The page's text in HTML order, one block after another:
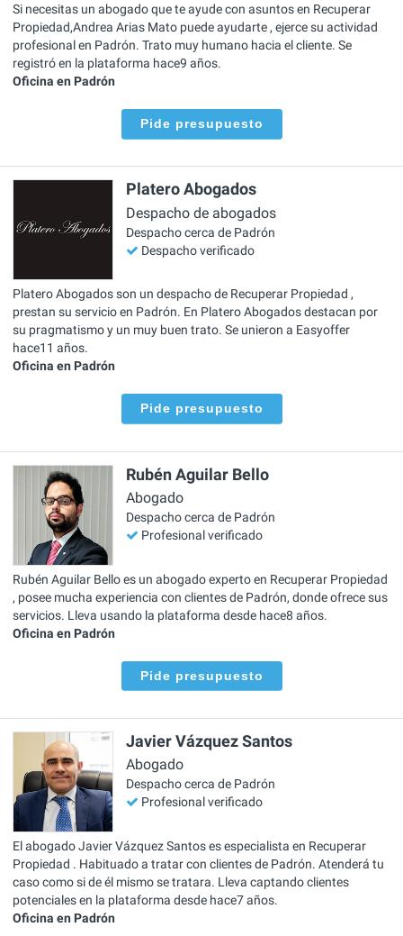
Si necesitas un abogado que te ayude con asuntos en Recuperar
Propiedad,Andrea Arias Mato puede ayudarte , ejerce su actividad
profesional en Padrón. Trato muy humano hacia el cliente. Se
registró en la plataforma hace9 años.
Oficina en Padrón
Pide presupuesto
Platero Abogados
Despacho de abogados
Despacho cerca de Padrón
Despacho verificado
Platero Abogados son un despacho de Recuperar Propiedad ,
prestan su servicio en Padrón. En Platero Abogados destacan por
su pragmatismo y un muy buen trato. Se unieron a Easyoffer
hace11 años.
Oficina en Padrón
Pide presupuesto
Rubén Aguilar Bello
Abogado
Despacho cerca de Padrón
Profesional verificado
Rubén Aguilar Bello es un abogado experto en Recuperar Propiedad
, posee mucha experiencia con clientes de Padrón, donde ofrece sus
servicios. Lleva usando la plataforma desde hace8 años.
Oficina en Padrón
Pide presupuesto
Javier Vázquez Santos
Abogado
Despacho cerca de Padrón
Profesional verificado
El abogado Javier Vázquez Santos es especialista en Recuperar
Propiedad . Habituado a tratar con clientes de Padrón. Atenderá tu
caso como si de él mismo se tratara. Lleva captando clientes
potenciales en la plataforma desde hace7 años.
Oficina en Padrón